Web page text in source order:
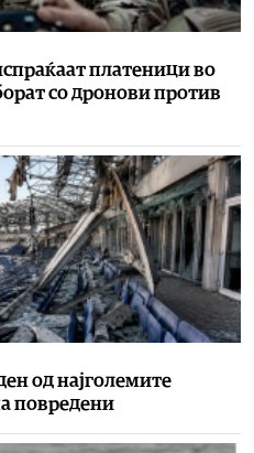
платеници во
со дронови против
од најголемите
повредени